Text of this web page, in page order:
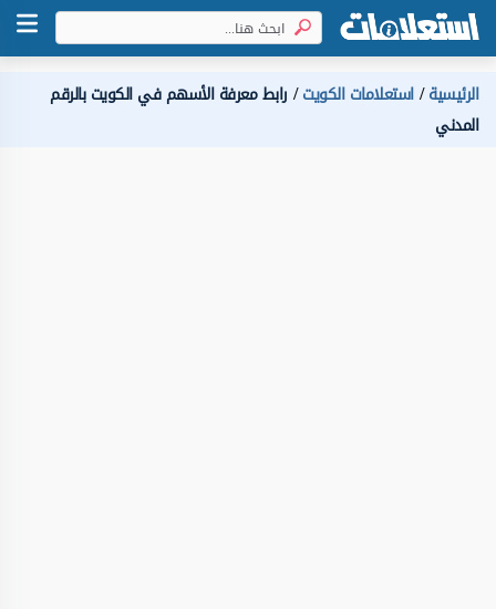
الرئيسية استعلامات الكويت رابط معرفة الأسهم في الكويت بالرقم
المدني